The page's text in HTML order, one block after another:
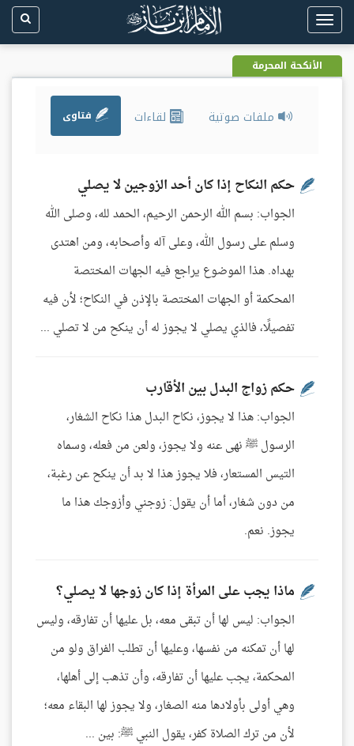
Toggle
navigation
الأنكحة المحرمة
ملفات صوتية لقاءات فتاوى
حكم النكاح إذا كان أحد الزوجين لا يصلي
الجواب: بسم الله الرحمن الرحيم، الحمد لله، وصلى الله
وسلم على رسول الله، وعلى آله وأصحابه، ومن اهتدى
بهداه. هذا الموضوع يراجع فيه الجهات المختصة
المحكمة أو الجهات المختصة بالإذن في النكاح؛ لأن فيه
تفصيلًا، فالذي يصلي لا يجوز له أن ينكح من لا تصلي ...
حكم زواج البدل بين الأقارب
الجواب: هذا لا يجوز، نكاح البدل هذا نكاح الشغار،
الرسول ﷺ نهى عنه ولا يجوز، ولعن من فعله، وسماه
التيس المستعار، فلا يجوز هذا لا بد أن ينكح عن رغبة،
من دون شغار، أما أن يقول: زوجني وأزوجك هذا ما
يجوز. نعم.
ماذا يجب على المرأة إذا كان زوجها لا يصلي؟
الجواب: ليس لها أن تبقى معه، بل عليها أن تفارقه، وليس
لها أن تمكنه من نفسها، وعليها أن تطلب الفراق ولو من
المحكمة، يجب عليها أن تفارقه، وأن تذهب إلى أهلها،
وهي أولى بأولادها منه الصغار، ولا يجوز لها البقاء معه؛
لأن من ترك الصلاة كفر، يقول النبي ﷺ: بين ...